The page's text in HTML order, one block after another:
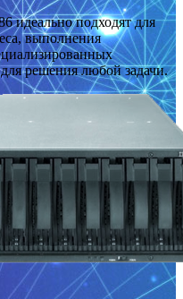
идеально подходят для
выполнения
решения любой задачи.